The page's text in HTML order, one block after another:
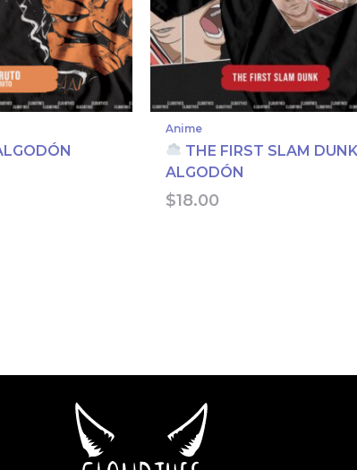
Anime
THE FIRST SLAM
ALGODÓN
$18.00